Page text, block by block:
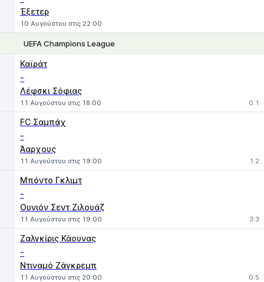
Έξετερ
10 Αυγούστου στις 22:00
UEFA Champions League
Καϊράτ
-
Λέφσκι Σόφιας
11 Αυγούστου στις 18:00 0:1
FC Σαμπάχ
-
Άαρχους
11 Αυγούστου στις 19:00 1:2
Μπόντο Γκλιμτ
-
Ουνιόν Σεντ Ζιλουάζ
11 Αυγούστου στις 19:00 3:3
Ζαλγκίρις Κάουνας
-
Ντιναμό Ζάγκρεμπ
11 Αυγούστου στις 20:00 0:5